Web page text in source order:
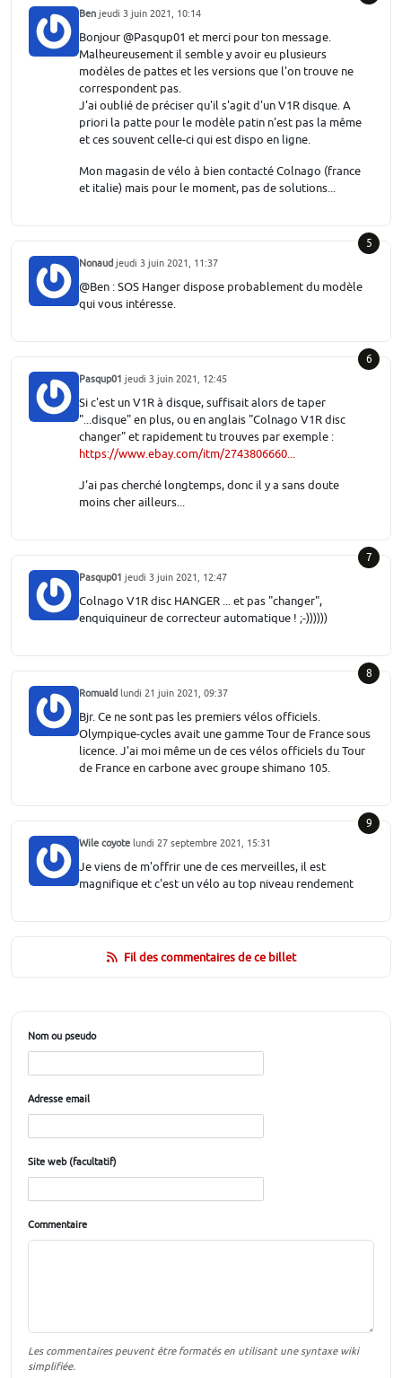
Ben jeudi 3 juin 2021, 10:14
Bonjour @Pasqup01 et merci pour ton message.
Malheureusement il semble y avoir eu plusieurs
modèles de pattes et les versions que l'on trouve ne
correspondent pas.
J'ai oublié de préciser qu'il s'agit d'un V1R disque. A
priori la patte pour le modèle patin n'est pas la même
et ces souvent celle-ci qui est dispo en ligne.
Mon magasin de vélo à bien contacté Colnago (france
et italie) mais pour le moment, pas de solutions...
5
Nonaud jeudi 3 juin 2021, 11:37
@Ben : SOS Hanger dispose probablement du modèle
qui vous intéresse.
6
Pasqup01 jeudi 3 juin 2021, 12:45
Si c'est un V1R à disque, suffisait alors de taper
"...disque" en plus, ou en anglais "Colnago V1R disc
changer" et rapidement tu trouves par exemple :
https://www.ebay.com/itm/2743806660...
J'ai pas cherché longtemps, donc il y a sans doute
moins cher ailleurs...
7
Pasqup01 jeudi 3 juin 2021, 12:47
Colnago V1R disc HANGER ... et pas "changer",
enquiquineur de correcteur automatique ! ;-))))))
8
Romuald lundi 21 juin 2021, 09:37
Bjr. Ce ne sont pas les premiers vélos officiels.
Olympique-cycles avait une gamme Tour de France sous
licence. J'ai moi même un de ces vélos officiels du Tour
de France en carbone avec groupe shimano 105.
9
Wile coyote lundi 27 septembre 2021, 15:31
Je viens de m'offrir une de ces merveilles, il est
magnifique et c'est un vélo au top niveau rendement
Fil des commentaires de ce billet
Nom ou pseudo
Adresse email
Site web (facultatif)
Commentaire
Les commentaires peuvent être formatés en utilisant une syntaxe wiki
simplifiée.